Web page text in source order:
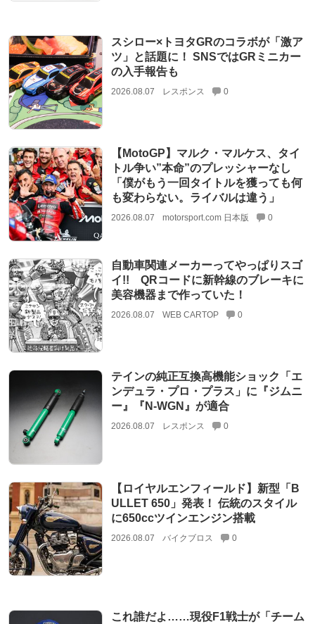
スシロー×トヨタGRのコラボが「激ア
ツ」と話題に！ SNSではGRミニカー
の入手報告も
2026.08.07 レスポンス 0
【MotoGP】マルク・マルケス、タイ
トル争い”本命”のプレッシャーなし
「僕がもう一回タイトルを獲っても何
も変わらない。ライバルは違う」
2026.08.07 motorsport.com 日本版 0
自動車関連メーカーってやっぱりスゴ
イ!! QRコードに新幹線のブレーキに
美容機器まで作っていた！
2026.08.07 WEB CARTOP 0
テインの純正互換高機能ショック「エ
ンデュラ・プロ・プラス」に『ジムニ
ー』『N-WGN』が適合
2026.08.07 レスポンス 0
【ロイヤルエンフィールド】新型「B
ULLET 650」発表！ 伝統のスタイル
に650ccツインエンジン搭載
2026.08.07 バイクブロス 0
これ誰だよ……現役F1戦士が「チーム